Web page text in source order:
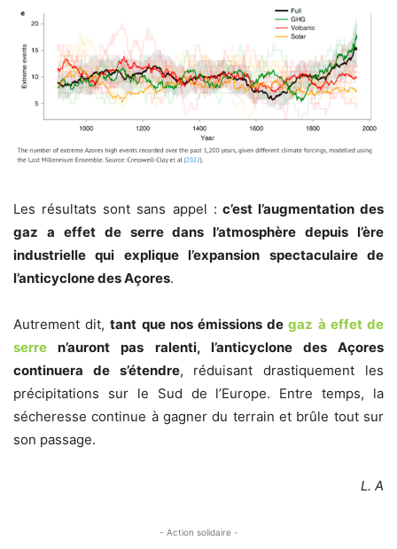
Les résultats sont sans appel : c’est l’augmentation des
gaz a effet de serre dans l’atmosphère depuis l’ère
industrielle qui explique l’expansion spectaculaire de
l’anticyclone des Açores.
Autrement dit,tant que nos émissions degaz à effet de
serre n’auront pas ralenti, l’anticyclone des Açores
continuera de s’étendre, réduisant drastiquement les
précipitations sur le Sud de l’Europe. Entre temps, la
sécheresse continue à gagner du terrain et brûle tout sur
son passage.
L. A
- Action solidaire -